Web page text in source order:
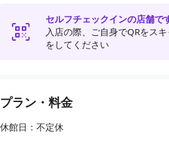
店舗コード【WXK3ZCRV】
【D】個室、【E】半個室の無料時間変
【D】＆【E】を合わせお1人様1日あ
っていましたが、4月1日ご予約より「
間まで無料」とさせていただきます。
セルフチェックインの店舗で
入店の際、ご自身でQRをス
をしてください
プラン・料金
休館日：不定休